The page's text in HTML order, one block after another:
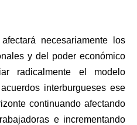
necesariamente los
y del poder económico
radicalmente el modelo
interburgueses ese
continuando afectando
e incrementando